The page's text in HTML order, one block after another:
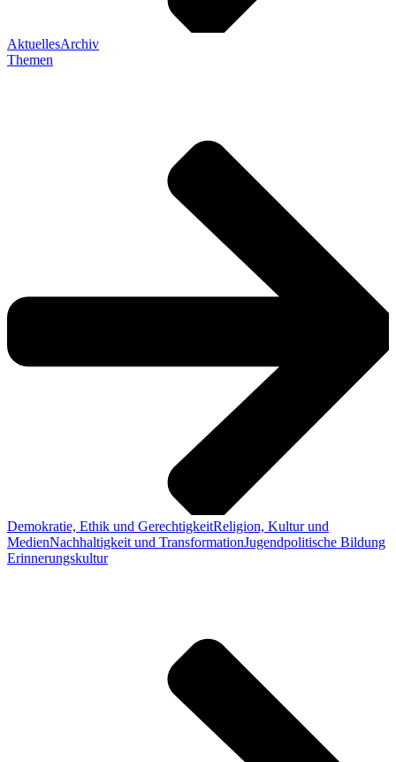
AktuellesArchiv
Themen
Demokratie, Ethik und GerechtigkeitReligion, Kultur und
MedienNachhaltigkeit und TransformationJugendpolitische Bildung
Erinnerungskultur